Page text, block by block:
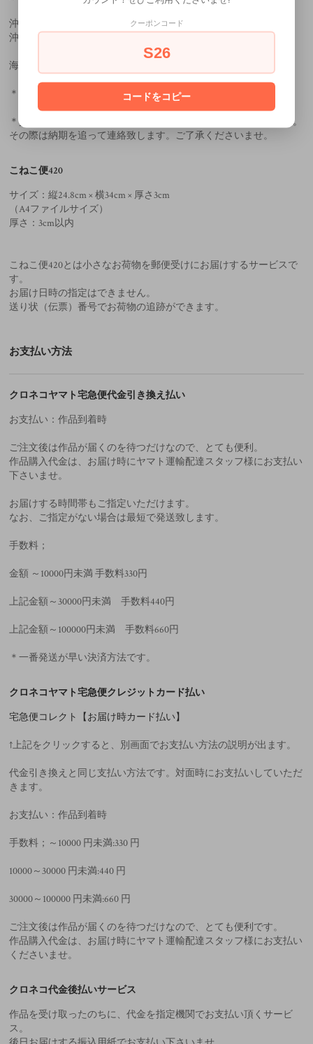
沖縄県
沖縄:1240円
海外は要相談。
＊上記の価格に全てTAXが加算されます。
＊交通状況、天災等で地域により配送が遅れる場合がございます。
その際は納期を追って連絡致します。ご了承くださいませ。
こねこ便420
サイズ：縦24.8cm × 横34cm × 厚さ3cm
（A4ファイルサイズ）
厚さ：3cm以内
こねこ便420とは小さなお荷物を郵便受けにお届けするサービスで
す。
お届け日時の指定はできません。
送り状（伝票）番号でお荷物の追跡ができます。
お支払い方法
クロネコヤマト宅急便代金引き換え払い
お支払い：作品到着時
ご注文後は作品が届くのを待つだけなので、とても便利。
作品購入代金は、お届け時にヤマト運輸配達スタッフ様にお支払い
下さいませ。
お届けする時間帯もご指定いただけます。
なお、ご指定がない場合は最短で発送致します。
手数料；
金額 ～10000円未満 手数料330円
上記金額～30000円未満 手数料440円
上記金額～100000円未満 手数料660円
＊一番発送が早い決済方法です。
クロネコヤマト宅急便クレジットカード払い
宅急便コレクト【お届け時カード払い】
↑上記をクリックすると、別画面でお支払い方法の説明が出ます。
代金引き換えと同じ支払い方法です。対面時にお支払いしていただ
きます。
お支払い：作品到着時
手数料；～10000 円未満:330 円
10000～30000 円未満:440 円
30000～100000 円未満:660 円
ご注文後は作品が届くのを待つだけなので、とても便利です。
作品購入代金は、お届け時にヤマト運輸配達スタッフ様にお支払い
くださいませ。
クロネコ代金後払いサービス
作品を受け取ったのちに、代金を指定機関でお支払い頂くサービ
ス。
クーポンコード
S26
コードをコピー